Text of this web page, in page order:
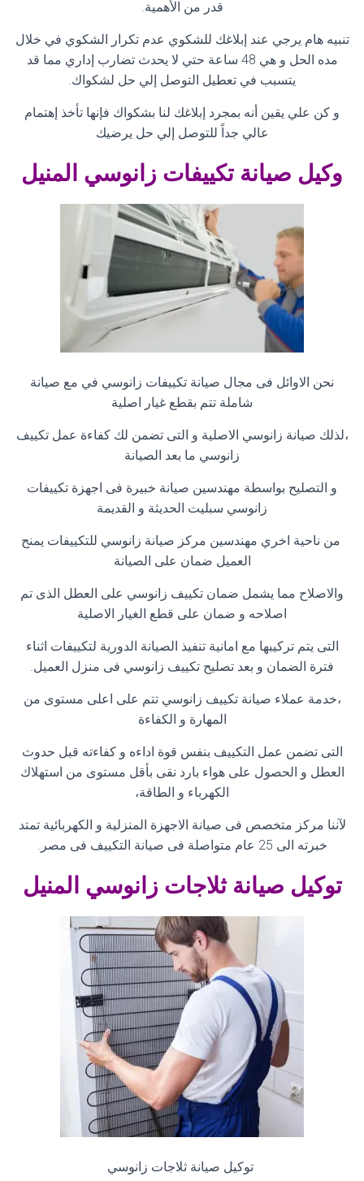
قدر من الأهمية.
تنبيه هام يرجي عند إبلاغك للشكوي عدم تكرار الشكوي في خلال
مده الحل و هي 48 ساعة حتي لا يحدث تضارب إداري مما قد
يتسبب في تعطيل التوصل إلي حل لشكواك.
و كن علي يقين أنه بمجرد إبلاغك لنا بشكواك فإنها تأخذ إهتمام
عالي جداً للتوصل إلي حل يرضيك
وكيل صيانة تكييفات زانوسي المنيل
نحن الاوائل فى مجال صيانة تكييفات زانوسي في مع صيانة
شاملة تتم بقطع غيار اصلية
،لذلك صيانة زانوسي الاصلية و التى تضمن لك كفاءة عمل تكييف
زانوسي ما بعد الصيانة
و التصليح بواسطة مهندسين صيانة خبيرة فى اجهزة تكييفات
زانوسي سبليت الحديثة و القديمة
من ناحية اخري مهندسين مركز صيانة زانوسي للتكييفات يمنح
العميل ضمان على الصيانة
والاصلاح مما يشمل ضمان تكييف زانوسي على العطل الذى تم
اصلاحه و ضمان على قطع الغيار الاصلية
التى يتم تركيبها مع امانية تنفيذ الصيانة الدورية لتكييفات اثناء
فترة الضمان و بعد تصليح تكييف زانوسي فى منزل العميل.
،خدمة عملاء صيانة تكييف زانوسي تتم على اعلى مستوى من
المهارة و الكفاءة
التى تضمن عمل التكييف بنفس قوة اداءه و كفاءته قبل حدوث
العطل و الحصول على هواء بارد نقى بأقل مستوى من استهلاك
الكهرباء و الطاقة،
لآننا مركز متخصص فى صيانة الاجهزة المنزلية و الكهربائية تمتد
خبرته الى 25 عام متواصلة فى صيانة التكييف فى مصر
.
توكيل صيانة ثلاجات زانوسي المنيل
توكيل صيانة ثلاجات زانوسي